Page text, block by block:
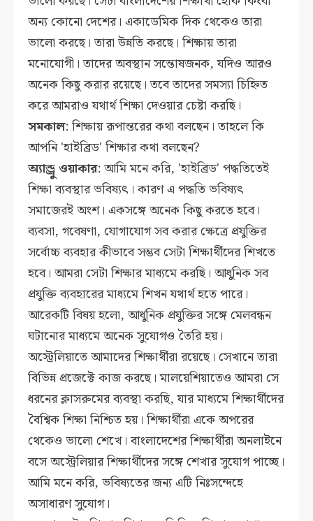
অন্য কোনো দেশের। একাডেমিক দিক থেকেও তারা
ভালো করছে। তারা উন্নতি করছে। শিক্ষায় তারা
মনোযোগী। তাদের অবস্থান সন্তোষজনক, যদিও আরও
অনেক কিছু করার রয়েছে। তবে তাদের সমস্যা চিহ্নিত
করে আমরাও যথার্থ শিক্ষা দেওয়ার চেষ্টা করছি।
সমকাল: শিক্ষায় রূপান্তরের কথা বলছেন। তাহলে কি
আপনি 'হাইব্রিড' শিক্ষার কথা বলছেন?
অ্যান্ড্রু ওয়াকার: আমি মনে করি, 'হাইব্রিড' পদ্ধতিতেই
শিক্ষা ব্যবস্থার ভবিষ্যৎ। কারণ এ পদ্ধতি ভবিষ্যৎ
সমাজেরই অংশ। একসঙ্গে অনেক কিছু করতে হবে।
ব্যবসা, গবেষণা, যোগাযোগ সব করার ক্ষেত্রে প্রযুক্তির
সর্বোচ্চ ব্যবহার কীভাবে সম্ভব সেটা শিক্ষার্থীদের শিখতে
হবে। আমরা সেটা শিক্ষার মাধ্যমে করছি। আধুনিক সব
প্রযুক্তি ব্যবহারের মাধ্যমে শিখন যথার্থ হতে পারে।
আরেকটি বিষয় হলো, আধুনিক প্রযুক্তির সঙ্গে মেলবন্ধন
ঘটানোর মাধ্যমে অনেক সুযোগও তৈরি হয়।
অস্ট্রেলিয়াতে আমাদের শিক্ষার্থীরা রয়েছে। সেখানে তারা
বিভিন্ন প্রজেক্টে কাজ করছে। মালয়েশিয়াতেও আমরা সে
ধরনের ক্লাসরুমের ব্যবস্থা করছি, যার মাধ্যমে শিক্ষার্থীদের
বৈশ্বিক শিক্ষা নিশ্চিত হয়। শিক্ষার্থীরা একে অপরের
থেকেও ভালো শেখে। বাংলাদেশের শিক্ষার্থীরা অনলাইনে
বসে অস্ট্রেলিয়ার শিক্ষার্থীদের সঙ্গে শেখার সুযোগ পাচ্ছে।
আমি মনে করি, ভবিষ্যতের জন্য এটি নিঃসন্দেহে
অসাধারণ সুযোগ।